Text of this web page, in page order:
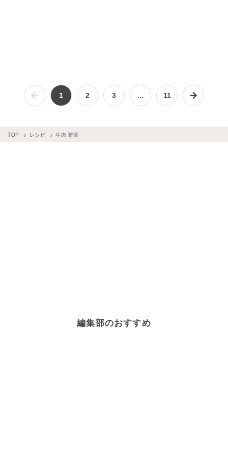
1 2 3 … 11
TOP レシピ 牛肉 野菜
編集部のおすすめ